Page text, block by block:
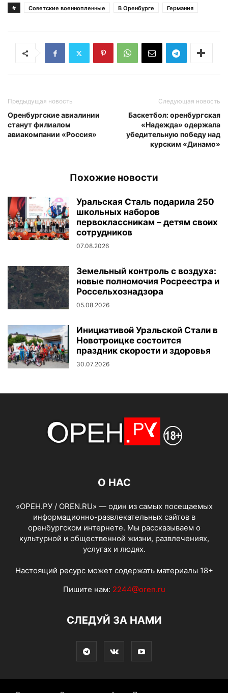
#
Cоветские военнопленные В Оренбурге Германия
Предыдущая новость
Оренбургские авиалинии
станут филиалом
авиакомпании «Россия»
Следующая новость
Баскетбол: оренбургская
«Надежда» одержала
убедительную победу над
курским «Динамо»
Похожие новости
Уральская Сталь подарила 250
школьных наборов
первоклассникам – детям своих
сотрудников
07.08.2026
Земельный контроль с воздуха:
новые полномочия Росреестра и
Россельхознадзора
05.08.2026
Инициативой Уральской Стали в
Новотроицке состоится
праздник скорости и здоровья
30.07.2026
О НАС
«ОРЕН.РУ / OREN.RU» — один из самых посещаемых
информационно-развлекательных сайтов в
оренбургском интернете. Мы рассказываем о
культурной и общественной жизни, развлечениях,
услугах и людях.
Настоящий ресурс может содержать материалы 18+
Пишите нам: 2244@oren.ru
СЛЕДУЙ ЗА НАМИ